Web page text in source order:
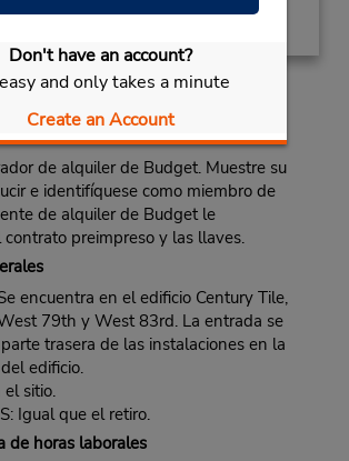
Don't have an account?
and only takes a minute
Create an Account
la oficina
de alquiler de Budget. Muestre su
e identifíquese como miembro de
de alquiler de Budget le
contrato preimpreso y las llaves.
encuentra en el edificio Century Tile,
79th y West 83rd. La entrada se
trasera de las instalaciones en la
edificio.
el sitio.
Igual que el retiro.
de horas laborales